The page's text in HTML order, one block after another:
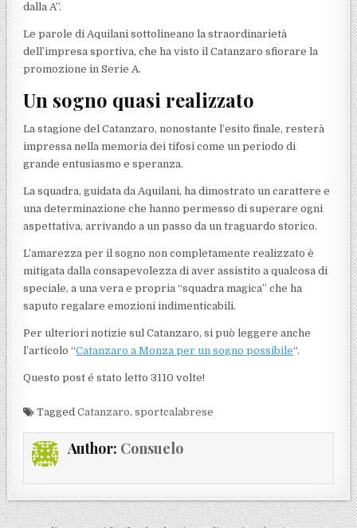
dalla A”.
Le parole di Aquilani sottolineano la straordinarietà
dell’impresa sportiva, che ha visto il Catanzaro sfiorare la
promozione in Serie A.
Un sogno quasi realizzato
La stagione del Catanzaro, nonostante l’esito finale, resterà
impressa nella memoria dei tifosi come un periodo di
grande entusiasmo e speranza.
La squadra, guidata da Aquilani, ha dimostrato un carattere e
una determinazione che hanno permesso di superare ogni
aspettativa, arrivando a un passo da un traguardo storico.
L’amarezza per il sogno non completamente realizzato è
mitigata dalla consapevolezza di aver assistito a qualcosa di
speciale, a una vera e propria “squadra magica” che ha
saputo regalare emozioni indimenticabili.
Per ulteriori notizie sul Catanzaro, si può leggere anche
l’articolo “Catanzaro a Monza per un sogno possibile“.
Questo post é stato letto 3110 volte!
TaggedCatanzaro,sportcalabrese
Author: Consuelo